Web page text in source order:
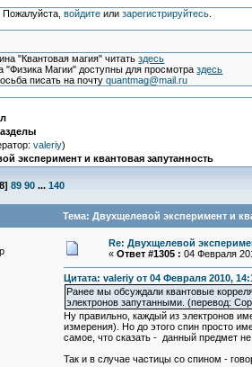
Пожалуйста, войдитеили зарегистрируйтесь.
"Квантовая магия" читатьздесь
"Физика Магии" доступны для просмотраздесь
писать на почтуquantmag@mail.ru
valeriy)
эксперимент и квантовая запутанность
] 89 90 ... 140
Тема: Двухщелевой эксперимент и
Re: Двухщелевой
« Ответ #1305 : 04 Февраля
Цитата: valeriy от 04 Февраля 2010,
Ранее мы обсуждали квантовые
электронов запутанными. (перевод:
Ну правильно, каждый из электронов
измерения). Но до этого спин просто
самое, что сказать - данный предмет
Так и в случае частицы со спином -